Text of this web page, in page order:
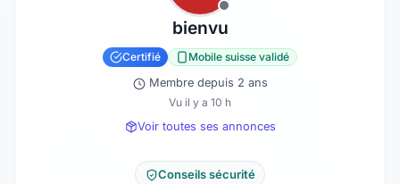
bienvu
Certifié
Mobile suisse validé
Membre depuis 2 ans
Vu il y a 10 h
Voir toutes ses annonces
Conseils sécurité